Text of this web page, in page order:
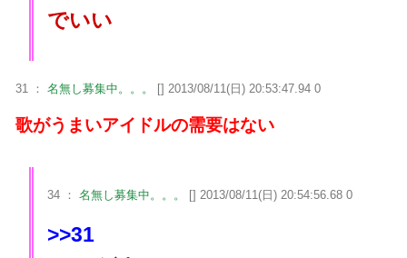
でいい
31 ： 名無し募集中。。。 [] 2013/08/11(日) 20:53:47.94 0
歌がうまいアイドルの需要はない
34 ： 名無し募集中。。。 [] 2013/08/11(日) 20:54:56.68 0
>>31